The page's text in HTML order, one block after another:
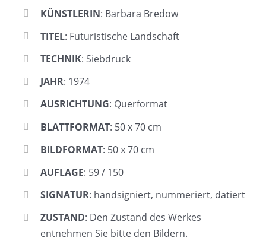
KÜNSTLERIN: Barbara Bredow
TITEL: Futuristische Landschaft
TECHNIK: Siebdruck
JAHR: 1974
AUSRICHTUNG: Querformat
BLATTFORMAT: 50 x 70 cm
BILDFORMAT: 50 x 70 cm
AUFLAGE: 59 / 150
SIGNATUR: handsigniert, nummeriert, datiert
ZUSTAND: Den Zustand des Werkes
entnehmen Sie bitte den Bildern.